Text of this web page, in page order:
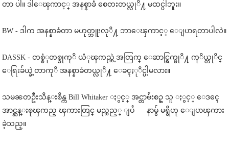
တာ ပါ။ ဒါေၾကာင့္ အနစ္နာခံ စေတးတယ္လုိ႔ မထင္ပါဘူး။
BW - ဒါက အနစ္နာခံတာ မဟုတ္ဘူးလုိ႔ ဘာေၾကာင့္ ေျပာရတာပါလဲ။
DASSK - တစ္စံုတစ္ခုကုိ ယံုၾကည္တဲ့အတြက္ ေဆာင္ရြက္ဖုိ႔ ကုိယ္တုိင္
ေရြးခ်ယ္ခဲ့တာကုိ အနစ္နာခံတယ္လုိ႔ ေခၚႏုိင္ပါ့မလား။
သမၼတဦးသိန္းစိန္က Bill Whitaker ႏွင့္ အင္တာဗ်ဴးစဥ္ သူ ႏွင့္ ေဒၚေ
အာင္ဆန္းစုၾကည္ ၾကားတြင္ မည္သည့္ ျပႆ နာမွ် မရွိဟု ေျပာၾကား
ခဲ့သည္။